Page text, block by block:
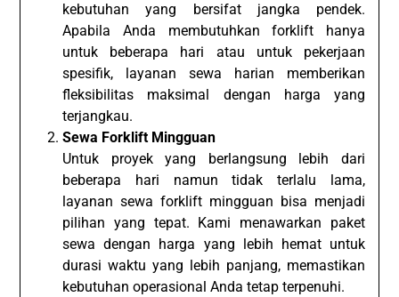
kebutuhan yang bersifat jangka pendek.
Apabila Anda membutuhkan forklift hanya
untuk beberapa hari atau untuk pekerjaan
spesifik, layanan sewa harian memberikan
fleksibilitas maksimal dengan harga yang
terjangkau.
Sewa Forklift Mingguan
Untuk proyek yang berlangsung lebih dari
beberapa hari namun tidak terlalu lama,
layanan sewa forklift mingguan bisa menjadi
pilihan yang tepat. Kami menawarkan paket
sewa dengan harga yang lebih hemat untuk
durasi waktu yang lebih panjang, memastikan
kebutuhan operasional Anda tetap terpenuhi.